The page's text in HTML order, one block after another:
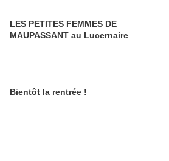
LES PETITES FEMMES DE
MAUPASSANT au Lucernaire
Bientôt la rentrée !